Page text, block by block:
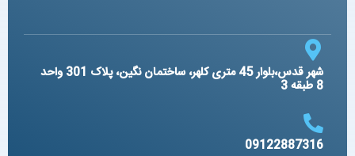
شهر قدس،بلوار 45 متری کلهر، ساختمان نگین، پلاک 301 واحد
09122887316